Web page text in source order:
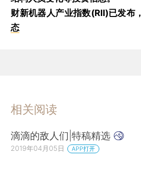
财新机器人产业指数(RII)已发布，
态
相关阅读
滴滴的敌人们|特稿精选
2019年04月05日 APP打开